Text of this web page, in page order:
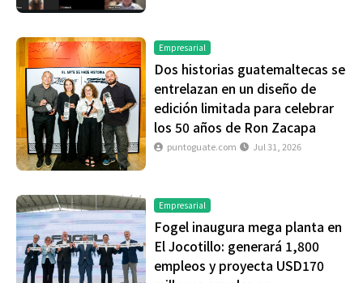
Empresarial
Dos historias guatemaltecas se
entrelazan en un diseño de
edición limitada para celebrar
los 50 años de Ron Zacapa
puntoguate.com Jul 31, 2026
Empresarial
Fogel inaugura mega planta en
El Jocotillo: generará 1,800
empleos y proyecta USD170